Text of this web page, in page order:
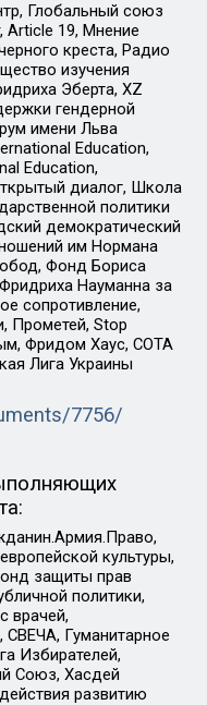
Глобальный союз
Article 19, Мнение
креста, Радио
изучения
Эберта, XZ
гендерной
имени Льва
Education,
Education,
диалог, Школа
политики
демократический
им Нормана
Фонд Бориса
Науманна за
сопротивление,
Прометей, Stop
Фридом Хаус, СОТА
Лига Украины
7756/
культуры,
защиты прав
политики,
врачей,
Гуманитарное
Избирателей,
Союз, Хасдей
развитию